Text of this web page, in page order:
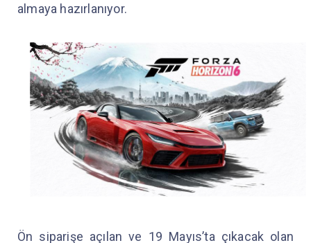
almaya hazırlanıyor.
Ön siparişe açılan ve 19 Mayıs’ta çıkacak olan